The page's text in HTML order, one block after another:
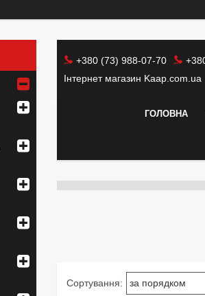
+380 (73) 988-07-70
Інтернет магазин Kaap.com.ua
ГОЛОВНА